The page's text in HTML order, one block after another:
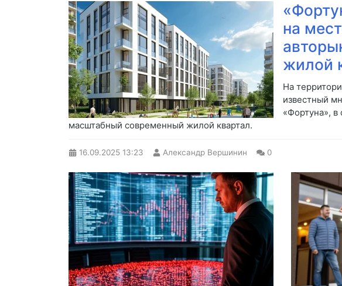
на
жилой
На
известный
«Фортуна»,
масштабный современный жилой квартал.
16.09.2025 13:23 Александр Вершинин 0